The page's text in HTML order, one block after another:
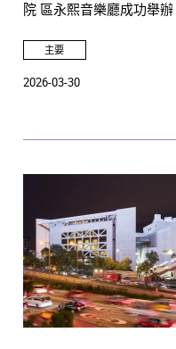
院 區永熙音樂廳成功舉
班、對談和現場演出形式
主要
2026-03-30